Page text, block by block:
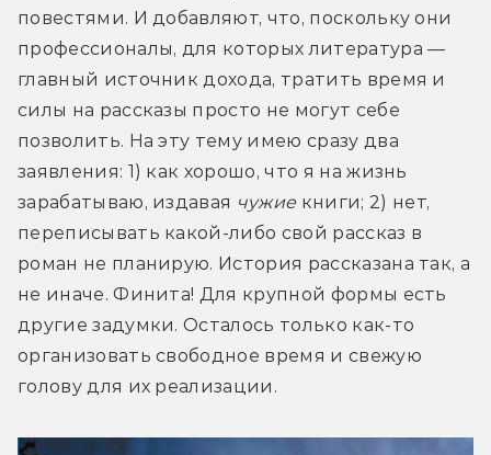
повестями. И добавляют, что, поскольку они
профессионалы, для которых литература —
главный источник дохода, тратить время и
силы на рассказы просто не могут себе
позволить. На эту тему имею сразу два
заявления: 1) как хорошо, что я на жизнь
зарабатываю, издавая чужие книги; 2) нет,
переписывать какой-либо свой рассказ в
роман не планирую. История рассказана так, а
не иначе. Финита! Для крупной формы есть
другие задумки. Осталось только как-то
организовать свободное время и свежую
голову для их реализации.